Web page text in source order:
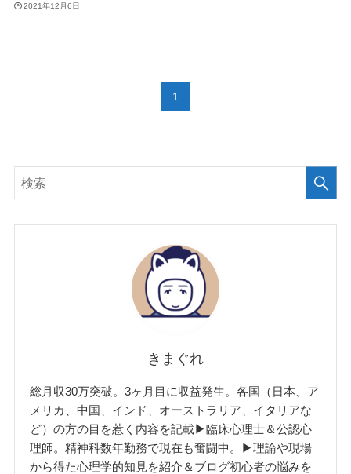
2021年12月6日
1
きまぐれ
総月収30万突破。3ヶ月目に収益発生。各国（日本、ア
メリカ、中国、インド、オーストラリア、イタリアな
ど）の方の目を惹く内容を記載▶︎臨床心理士＆公認心
理師。精神科数年勤務で現在も奮闘中。▶︎理論や現場
から得た心理学的知見を紹介＆ブログ初心者の悩みを